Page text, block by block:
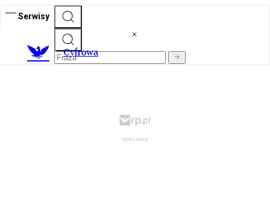
Serwisy
Cyfrowa